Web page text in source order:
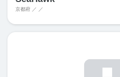
京都府 ／ ／